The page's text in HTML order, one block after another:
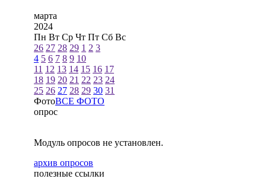
марта
2024
Пн Вт Ср Чт Пт Сб Вс
26 27 28 29 1 2 3
4 5 6 7 8 9 10
11 12 13 14 15 16 17
18 19 20 21 22 23 24
25 26 27 28 29 30 31
ФотоВСЕ ФОТО
опрос
Модуль опросов не установлен.
архив опросов
полезные ссылки